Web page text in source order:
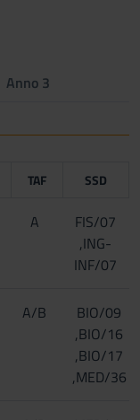
Anno 3
TAF SSD
A
FIS/07
,ING-
INF/07
A/B
BIO/09
,BIO/16
,BIO/17
,MED/36